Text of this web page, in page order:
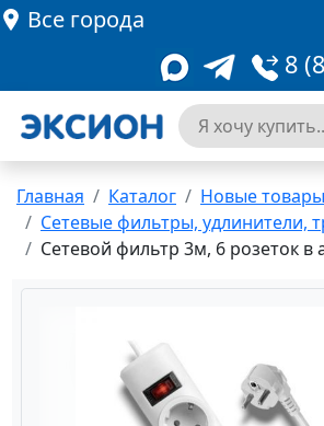
Все города
8
Главная Каталог
Новые товары
Сетевые фильтры, удлинители,
Сетевой фильтр 3м, 6 розеток в